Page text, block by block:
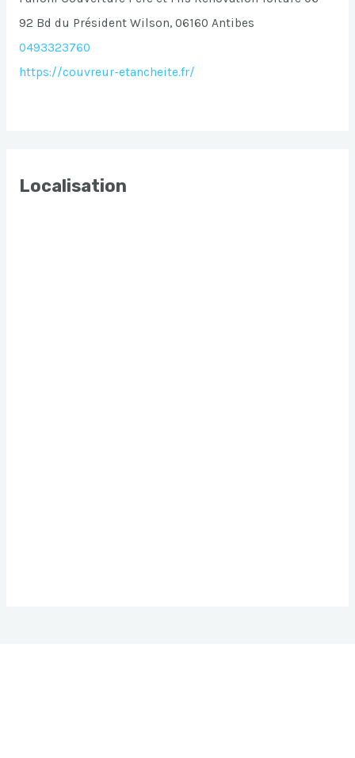
92 Bd du Président Wilson, 06160 Antibes
0493323760
https://couvreur-etancheite.fr/
Localisation